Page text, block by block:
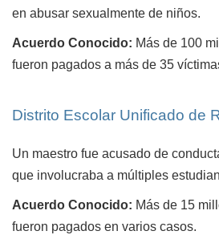
en abusar sexualmente de niños.
Acuerdo Conocido: Más de 100
fueron pagados a más de 35
Distrito Escolar Unificado de
Un maestro fue acusado de
que involucraba a múltiples
Acuerdo Conocido: Más de 15
fueron pagados en varios casos.